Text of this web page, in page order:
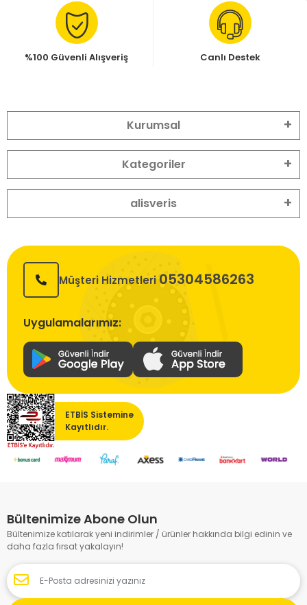
%100 Güvenli Alışveriş Canlı Destek
Kurumsal
Kategoriler
alisveris
Müşteri Hizmetleri 05304586263
Uygulamalarımız:
ETBİS Sistemine
Kayıtlıdır.
Bültenimize Abone Olun
Bültenimize katılarak yeni indirimler / ürünler hakkında bilgi edinin ve
daha fazla fırsat yakalayın!